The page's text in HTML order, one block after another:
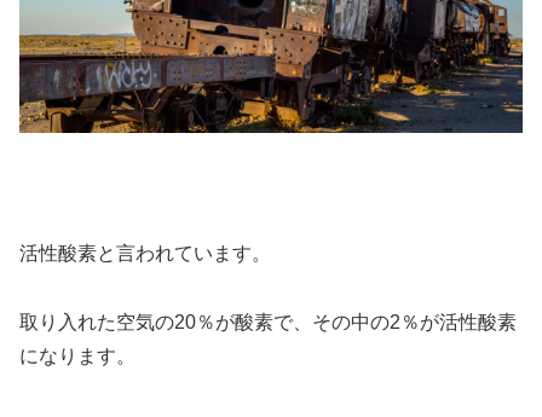
活性酸素と言われています。
取り入れた空気の20％が酸素で、その中の2％が活性酸素
になります。